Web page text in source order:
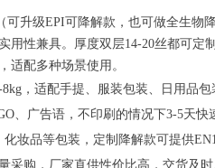
可升级EPI可降解款，也可做全生物
性兼具。厚度双层14-20丝都可定
适配多种场景使用。
，适配手提、服装包装、日用品
、广告语，不印刷的情况下3-5天快
妆品等包装，定制降解款可提供
购，厂家直供性价比高，交货及时